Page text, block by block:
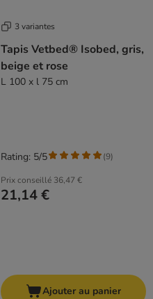
3 variantes
Tapis Vetbed® Isobed, gris,
beige et rose
L 100 x l 75 cm
Prix conseillé 36,47 €
21,14 €
Rating: 5/5 (9)
Ajouter au panier